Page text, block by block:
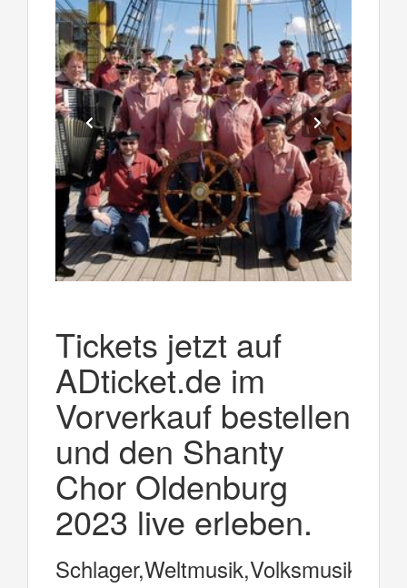
Tickets jetzt auf
ADticket.de im
Vorverkauf bestellen
und den Shanty
Chor Oldenburg
2023 live erleben.
Schlager,Weltmusik,Volksmusik,Folk